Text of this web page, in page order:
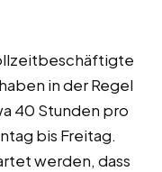
in der Regel
40 Stunden pro
bis Freitag.
werden, dass